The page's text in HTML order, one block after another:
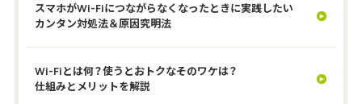
スマホがWi-Fiにつながらなくなったときに実践したい
カンタン対処法＆原因究明法
Wi-Fiとは何？使うとおトクなそのワケは？
仕組みとメリットを解説